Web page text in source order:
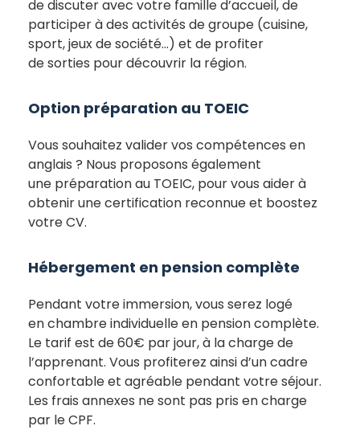
de discuter avec votre famille d’accueil, de
participer à des activités de groupe (cuisine,
sport, jeux de société…) et de profiter
de sorties pour découvrir la région.
Option préparation au TOEIC
Vous souhaitez valider vos compétences en
anglais ? Nous proposons également
une préparation au TOEIC, pour vous aider à
obtenir une certification reconnue et boostez
votre CV.
Hébergement en pension complète
Pendant votre immersion, vous serez logé
en chambre individuelle en pension complète.
Le tarif est de 60€ par jour, à la charge de
l’apprenant. Vous profiterez ainsi d’un cadre
confortable et agréable pendant votre séjour.
Les frais annexes ne sont pas pris en charge
par le CPF.